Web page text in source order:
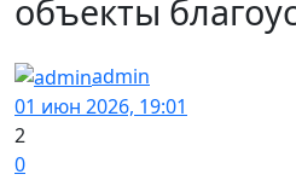
объекты
admin
01 июн 2026, 19:01
2
0